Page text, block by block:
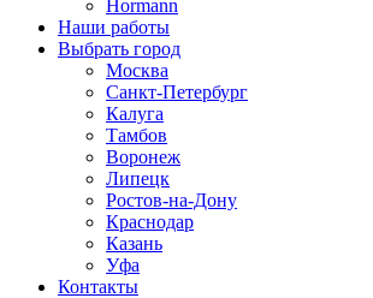
Hormann
Наши работы
Выбрать город
Москва
Санкт-Петербург
Калуга
Тамбов
Воронеж
Липецк
Ростов-на-Дону
Краснодар
Казань
Уфа
Контакты